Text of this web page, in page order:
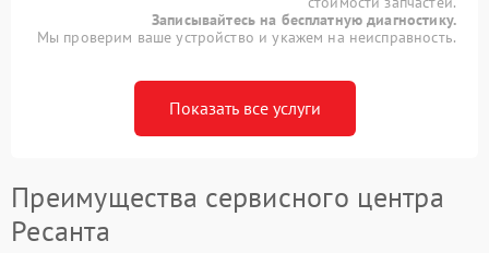
Записывайтесь на бесплатную диагностику.
Мы проверим ваше устройство и укажем на неисправность.
Показать все услуги
Преимущества сервисного центра
Ресанта